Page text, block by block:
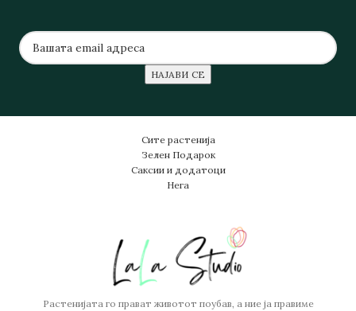
Сите растенија
Зелен Подарок
Саксии и додатоци
Нега
Растенијата го прават животот поубав, а ние ја правиме